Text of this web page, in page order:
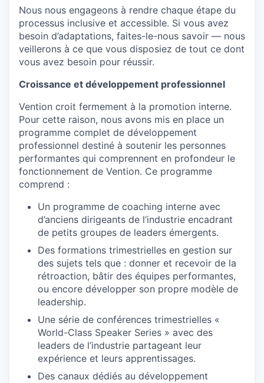
Nous nous engageons à rendre chaque étape du
processus inclusive et accessible. Si vous avez
besoin d’adaptations, faites-le-nous savoir — nous
veillerons à ce que vous disposiez de tout ce dont
vous avez besoin pour réussir.
Croissance et développement professionnel
Vention croit fermement à la promotion interne.
Pour cette raison, nous avons mis en place un
programme complet de développement
professionnel destiné à soutenir les personnes
performantes qui comprennent en profondeur le
fonctionnement de Vention. Ce programme
comprend :
Un programme de coaching interne avec
d’anciens dirigeants de l’industrie encadrant
de petits groupes de leaders émergents.
Des formations trimestrielles en gestion sur
des sujets tels que : donner et recevoir de la
rétroaction, bâtir des équipes performantes,
ou encore développer son propre modèle de
leadership.
Une série de conférences trimestrielles «
World-Class Speaker Series » avec des
leaders de l’industrie partageant leur
expérience et leurs apprentissages.
Des canaux dédiés au développement